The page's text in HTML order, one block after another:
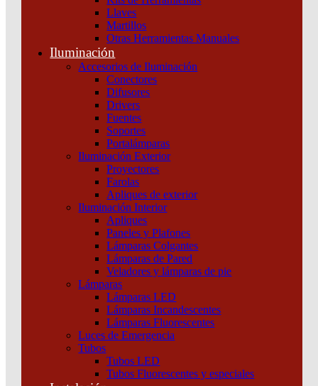
Llaves
Martillos
Otras Herramientas Manuales
Iluminación
Accesorios de Iluminación
Conectores
Difusores
Drivers
Fuentes
Soportes
Portalámparas
Iluminación Exterior
Proyectores
Farolas
Apliques de exterior
Iluminación Interior
Apliques
Paneles y Plafones
Lámparas Colgantes
Lámparas de Pared
Veladores y lámparas de pie
Lámparas
Lámparas LED
Lámparas Incandescentes
Lámparas Fluorescentes
Luces de Emergencia
Tubos
Tubos LED
Tubos Fluorescentes y especiales
Productos relacionados